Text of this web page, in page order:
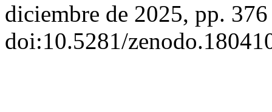
diciembre de 2025, pp.
doi:10.5281/